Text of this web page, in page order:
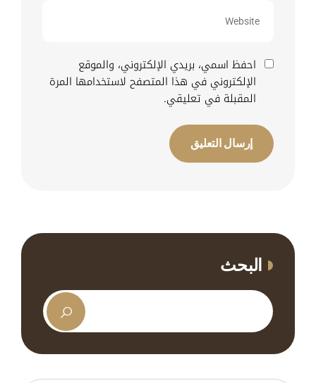
احفظ اسمي، بريدي الإلكتروني، والموقع
الإلكتروني في هذا المتصفح لاستخدامها المرة
المقبلة في تعليقي.
البحث